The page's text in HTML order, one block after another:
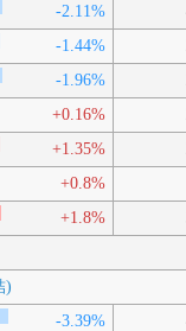
-2.11%
-1.44%
-1.96%
+0.16%
+1.35%
+0.8%
+1.8%
)
-3.39%